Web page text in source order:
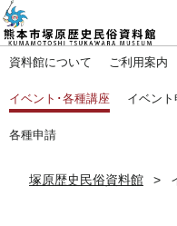
資料館について ご利用案内
イベント･各種講座 イベン
各種申請
塚原歴史民俗資料館